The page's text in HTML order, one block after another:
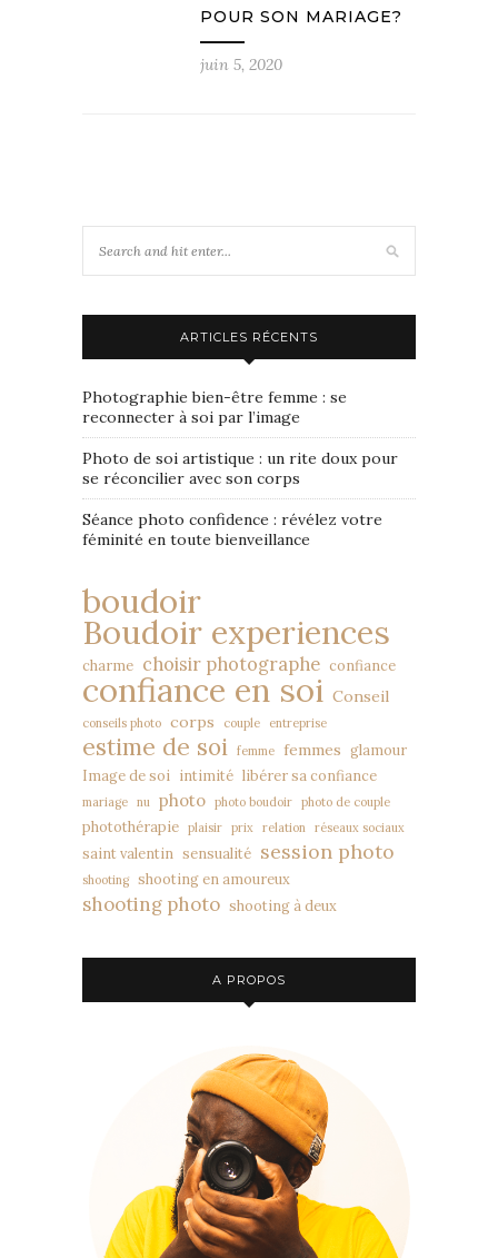
POUR SON MARIAGE?
juin 5, 2020
ARTICLES RÉCENTS
Photographie bien-être femme : se
reconnecter à soi par l’image
Photo de soi artistique : un rite doux pour
se réconcilier avec son corps
Séance photo confidence : révélez votre
féminité en toute bienveillance
boudoir
Boudoir experiences
charme choisir photographe confiance
confiance en soi Conseil
conseils photo corps couple entreprise
estime de soi femme femmes glamour
Image de soi
intimité libérer sa confiance
mariage nu photo photo boudoir photo de couple
photothérapie plaisir prix relation réseaux sociaux
saint valentin sensualité session photo
shooting shooting en amoureux
shooting photo shooting à deux
A PROPOS